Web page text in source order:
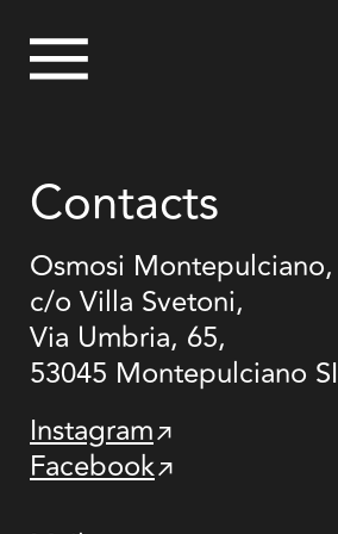
Contacts
Osmosi Montepulciano,
c/o Villa Svetoni,
Via Umbria, 65,
53045 Montepulciano SI
Instagram↗
Facebook↗